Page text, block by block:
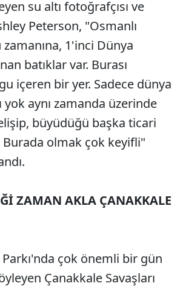
su altı fotoğrafçısı ve
Peterson, "Osmanlı
1'inci Dünya
batıklar var. Burası
içeren bir yer. Sadece dünya
yok aynı zamanda üzerinde
büyüdüğü başka ticari
Burada olmak çok keyifli"
ZAMAN AKLA ÇANAKKALE
Parkı'nda çok önemli bir gün
Çanakkale Savaşları